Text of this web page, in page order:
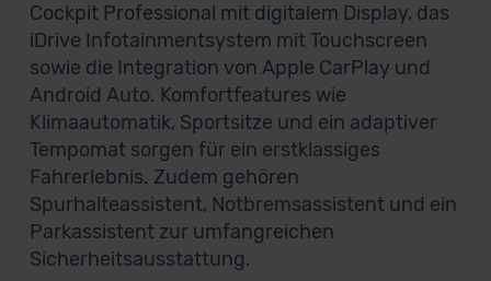
Cockpit Professional mit digitalem Display, das
iDrive Infotainmentsystem mit Touchscreen
sowie die Integration von Apple CarPlay und
Android Auto. Komfortfeatures wie
Klimaautomatik, Sportsitze und ein adaptiver
Tempomat sorgen für ein erstklassiges
Fahrerlebnis. Zudem gehören
Spurhalteassistent, Notbremsassistent und ein
Parkassistent zur umfangreichen
Sicherheitsausstattung.